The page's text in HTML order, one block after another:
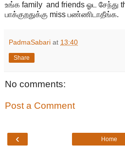
உங்க family and friends ஓட சேந்து
பாக்குறதுக்கு miss பண்ணிடாதீங்க.
PadmaSabari at 13:40
Share
No comments:
Post a Comment
‹ Home